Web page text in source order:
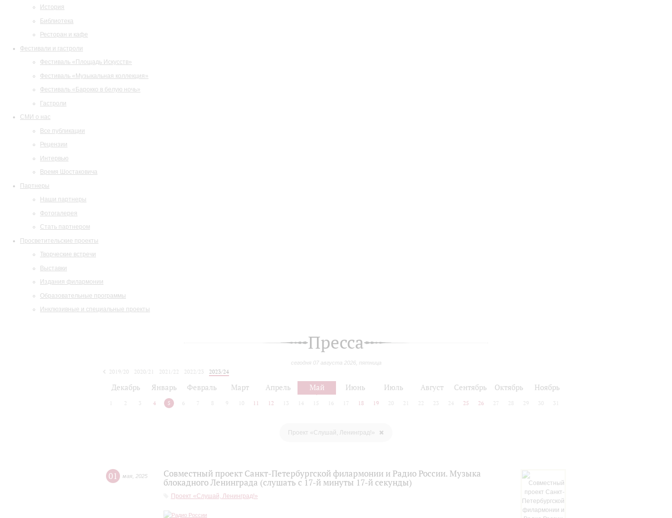
История
Библиотека
Ресторан и кафе
Фестивали и гастроли
Фестиваль «Площадь Искусств»
Фестиваль «Музыкальная коллекция»
Фестиваль «Барокко в белую ночь»
Гастроли
СМИ о нас
Все публикации
Рецензии
Интервью
Время Шостаковича
Партнеры
Наши партнеры
Фотогалерея
Стать партнером
Просветительские проекты
Творческие встречи
Выставки
Издания филармонии
Образовательные программы
Инклюзивные и специальные проекты
Пресса
сегодня 07 августа 2026, пятница
2019/20 2020/21 2021/22 2022/23
2023/24
Декабрь Январь Февраль Март Апрель Май Июнь Июль Август Сентябрь Октябрь Ноябрь
2 3 4 5 6 7 8 9 10 11 12 13 14 15 16 17 18 19 20 21 22 23 24 25 26 27 28 29 30 31
Проект «Слушай, Ленинград!»
01 мая 2025
Совместный проект Санкт-Петербургской филармонии и Радио России. Музыка
блокадного Ленинграда (слушать с 17-й минуты 17-й секунды)
Проект «Слушай, Ленинград!»